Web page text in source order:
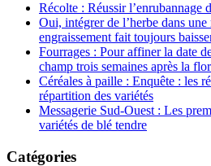
Récolte : Réussir l’enrubannage
Oui, intégrer de l’herbe dans une
engraissement fait toujours
Fourrages : Pour affiner la date
champ trois semaines après la
Céréales à paille : Enquête : les
répartition des variétés
Messagerie Sud-Ouest : Les
variétés de blé tendre
Catégories